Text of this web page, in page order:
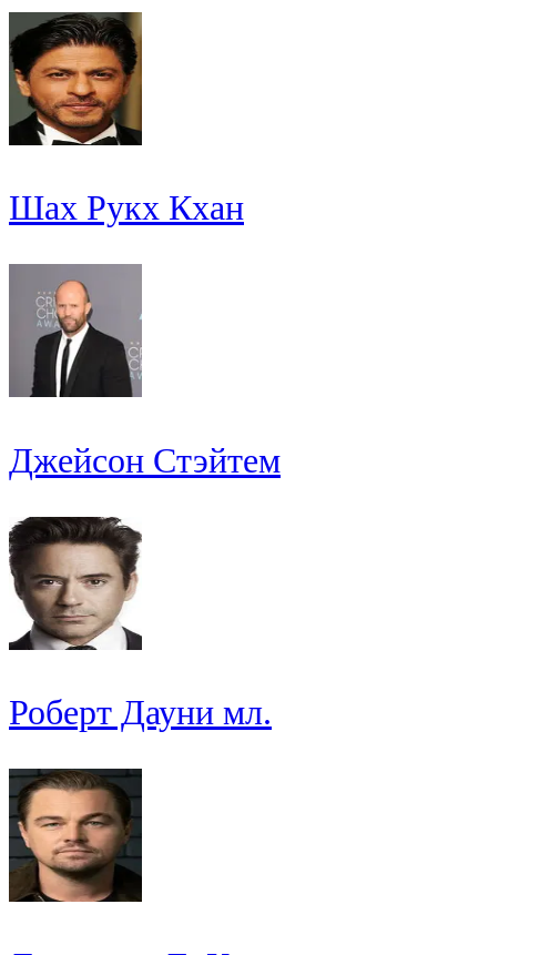
Шах Рукх Кхан
Джейсон Стэйтем
Роберт Дауни мл.